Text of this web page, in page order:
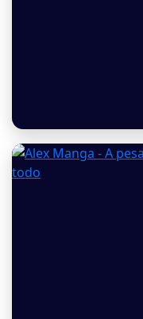
Madre Querida - El
Conde Sentimiento
Real / Video Oficial